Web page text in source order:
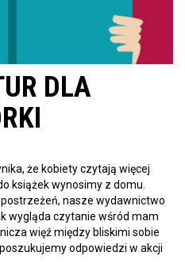
DLA
że kobiety czytają więcej
książek wynosimy z domu.
nasze wydawnictwo
wygląda czytanie wśród mam
więź między bliskimi sobie
odpowiedzi w akcji